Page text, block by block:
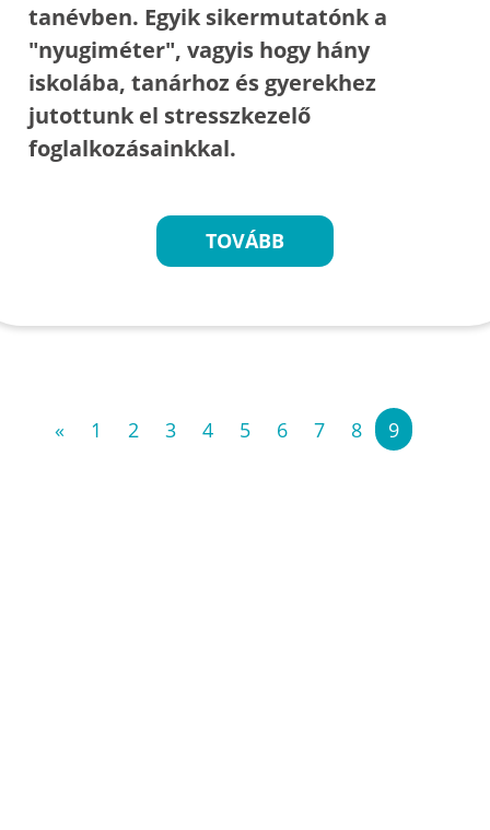
tanévben. Egyik sikermutatónk a
"nyugiméter", vagyis hogy hány
iskolába, tanárhoz és gyerekhez
jutottunk el stresszkezelő
foglalkozásainkkal.
TOVÁBB
« 1 2 3 4 5 6 7 8 9